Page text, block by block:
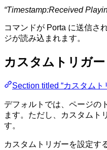
“Timestamp:Received
コマンドが Porta に送信さ
ジが読み込まれます。
カスタムトリガー
Section titled “カスタムト
デフォルトでは、ページの
ます。ただし、カスタムト
す。
カスタムトリガーを設定す